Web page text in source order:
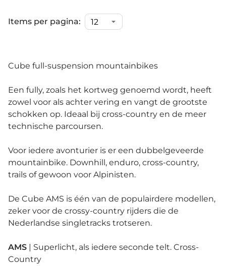
Items per pagina:
Cube full-suspension mountainbikes
Een fully, zoals het kortweg genoemd wordt, heeft
zowel voor als achter vering en vangt de grootste
schokken op. Ideaal bij cross-country en de meer
technische parcoursen.
Voor iedere avonturier is er een dubbelgeveerde
mountainbike. Downhill, enduro, cross-country,
trails of gewoon voor Alpinisten.
De Cube AMS is één van de populairdere modellen,
zeker voor de crossy-country rijders die de
Nederlandse singletracks trotseren.
AMS | Superlicht, als iedere seconde telt. Cross-
Country